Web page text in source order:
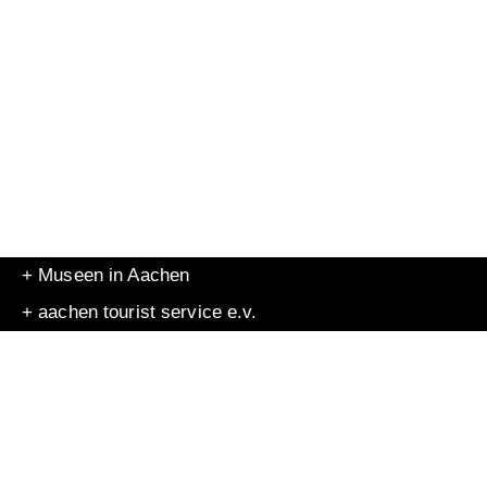
+ Museen in Aachen
+ aachen tourist service e.v.